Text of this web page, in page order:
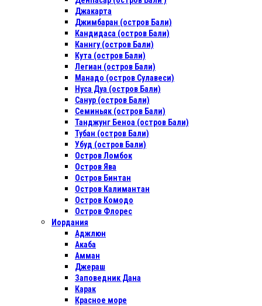
Джакарта
Джимбаран (остров Бали)
Кандидаса (остров Бали)
Каннгу (остров Бали)
Кута (остров Бали)
Легиан (остров Бали)
Манадо (остров Сулавеси)
Нуса Дуа (остров Бали)
Санур (остров Бали)
Семиньяк (остров Бали)
Танджунг Беноа (остров Бали)
Тубан (остров Бали)
Убуд (остров Бали)
Остров Ломбок
Остров Ява
Остров Бинтан
Остров Калимантан
Остров Комодо
Остров Флорес
Иордания
Аджлюн
Акаба
Амман
Джераш
Заповедник Дана
Карак
Красное море